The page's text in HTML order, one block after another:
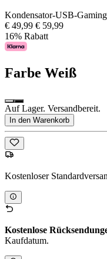
Kondensator-USB-
€ 49,99 € 59,99
16% Rabatt
Farbe Weiß
Auf Lager. Versandbereit.
In den Warenkorb
Kostenloser
Kostenlose
Kaufdatum.